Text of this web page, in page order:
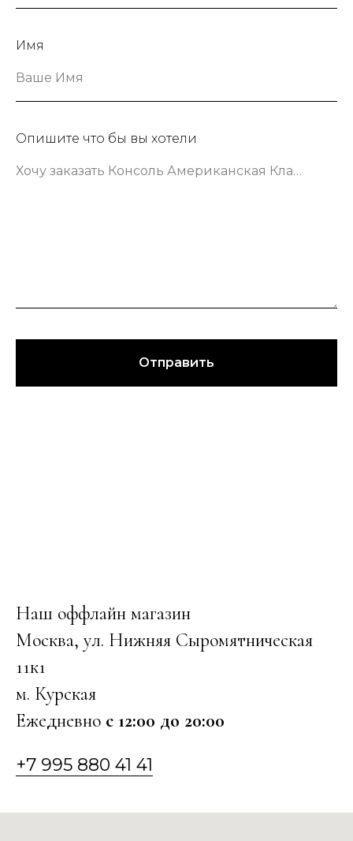
Имя
Ваше Имя
Опишите что бы вы хотели
Хочу заказать Консоль Американская Классика шириной 133 сантиметра в зеленом цвете
Отправить
Наш оффлайн магазин
Москва, ул. Нижняя Сыромятническая
11к1
м. Курская
Ежедневно с 12:00 до 20:00
+7 995 880 41 41